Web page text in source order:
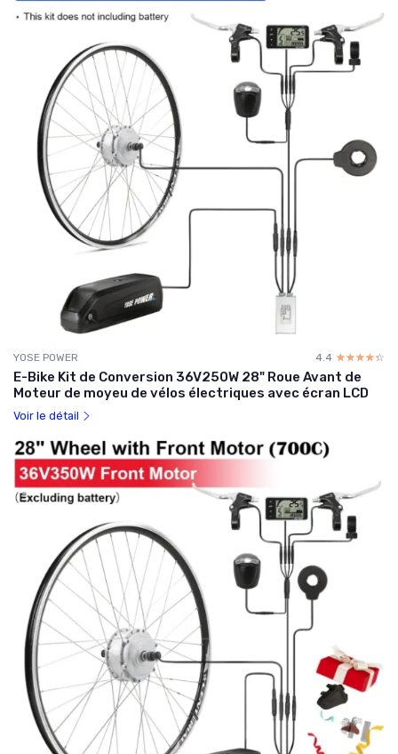
YOSE POWER 4.4 ☆☆☆☆☆
★★★★★
E-Bike Kit de Conversion 36V250W 28" Roue Avant de
Moteur de moyeu de vélos électriques avec écran LCD
Voir le détail